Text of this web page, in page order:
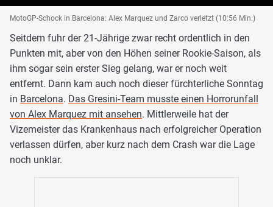
MotoGP-Schock in Barcelona: Alex Marquez und Zarco verletzt (10:56 Min.)
Seitdem fuhr der 21-Jährige zwar recht ordentlich in den
Punkten mit, aber von den Höhen seiner Rookie-Saison, als
ihm sogar sein erster Sieg gelang, war er noch weit
entfernt. Dann kam auch noch dieser fürchterliche Sonntag
in Barcelona. Das Gresini-Team musste einen Horrorunfall
von Alex Marquez mit ansehen. Mittlerweile hat der
Vizemeister das Krankenhaus nach erfolgreicher Operation
verlassen dürfen, aber kurz nach dem Crash war die Lage
noch unklar.